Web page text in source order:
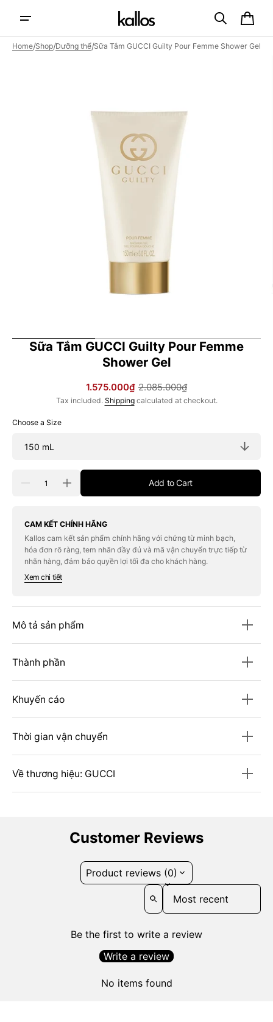
content
Cart
view
Home/Shop/Dưỡng thể/Sữa Tắm GUCCI Guilty Pour Femme Shower Gel
Sữa Tắm GUCCI Guilty Pour Femme
Shower Gel
Sale
price
1.575.000₫
Regular
price
2.085.000₫
Tax included. Shippingcalculated at checkout.
Choose a Size
Decrease
Tắm
Guilty
Pour
Femme
Gel
Increase
quantity
Tắm
Guilty
Pour
Femme
Add to Cart
CAM KẾT CHÍNH HÃNG
Kallos cam kết sản phẩm chính hãng với chứng từ minh bạch,
hóa đơn rõ ràng, tem nhãn đầy đủ và mã vận chuyển trực tiếp từ
nhãn hàng, đảm bảo quyền lợi tối đa cho khách hàng.
Xem chi tiết
Mô tả sản phẩm
Thành phần
Khuyến cáo
Thời gian vận chuyển
Về thương hiệu: GUCCI
Customer Reviews
Product reviews (0)
Sort reviews by
Be the first to write a review
Write a review
No items found